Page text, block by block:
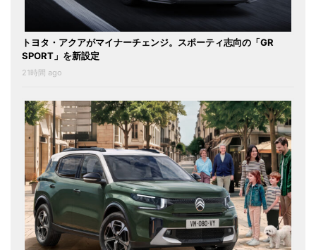
トヨタ・アクアがマイナーチェンジ。スポーティ志向の「GR
SPORT」を新設定
21時間 ago